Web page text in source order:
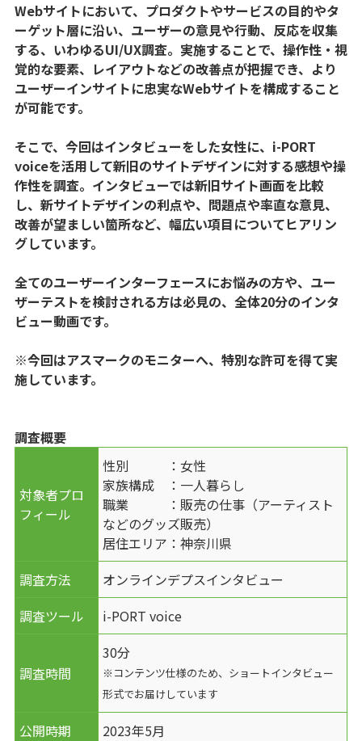
Webサイトにおいて、プロダクトやサービスの目的やタ
ーゲット層に沿い、ユーザーの意見や行動、反応を収集
する、いわゆるUI/UX調査。実施することで、操作性・視
覚的な要素、レイアウトなどの改善点が把握でき、より
ユーザーインサイトに忠実なWebサイトを構成すること
が可能です。
そこで、今回はインタビューをした女性に、i-PORT
voiceを活用して新旧のサイトデザインに対する感想や操
作性を調査。インタビューでは新旧サイト画面を比較
し、新サイトデザインの利点や、問題点や率直な意見、
改善が望ましい箇所など、幅広い項目についてヒアリン
グしています。
全てのユーザーインターフェースにお悩みの方や、ユー
ザーテストを検討される方は必見の、全体20分のインタ
ビュー動画です。
※今回はアスマークのモニターへ、特別な許可を得て実
施しています。
調査概要
対象者プロ
フィール
性別 ：女性
家族構成 ：一人暮らし
職業 ：販売の仕事（アーティスト
などのグッズ販売）
居住エリア：神奈川県
調査方法
オンラインデプスインタビュー
調査ツール
i-PORT voice
調査時間
30分
※コンテンツ仕様のため、ショートインタビュー
形式でお届けしています
公開時期
2023年5月